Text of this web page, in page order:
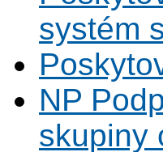
systém
NP
skupiny